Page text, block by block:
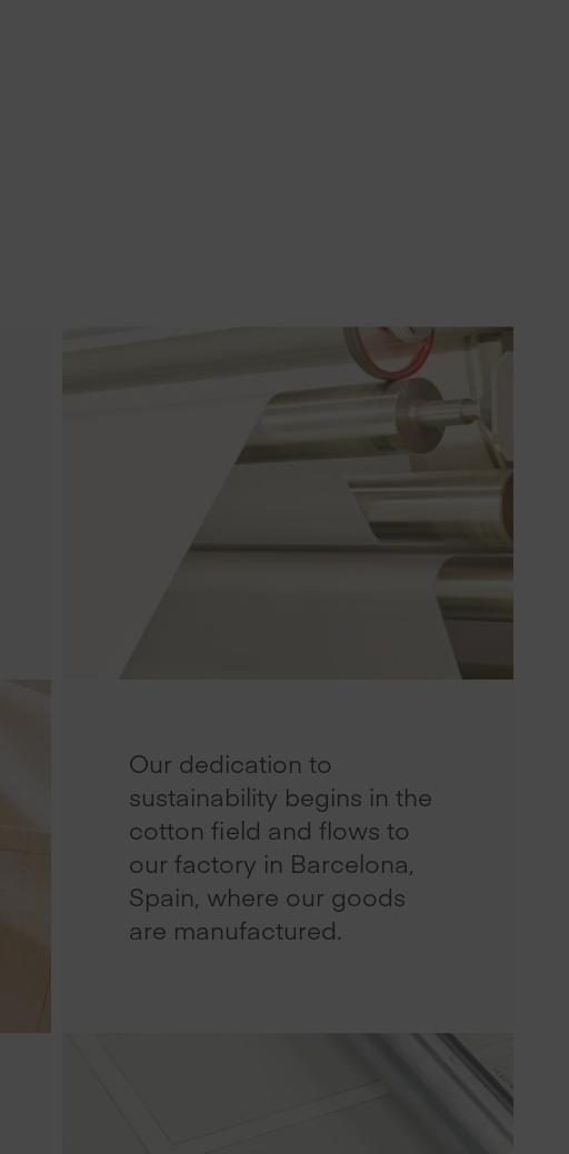
Our dedication to
sustainability begins in the
cotton field and flows to
our factory in Barcelona,
Spain, where our goods
are manufactured.